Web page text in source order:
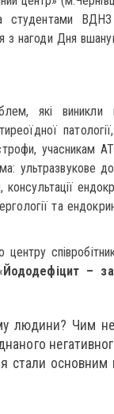
студентами ВДНЗ
нагоди Дня
які виникли
учасникам
ультразвукове
та
Йододефіцит –
людини? Чим
стали основним